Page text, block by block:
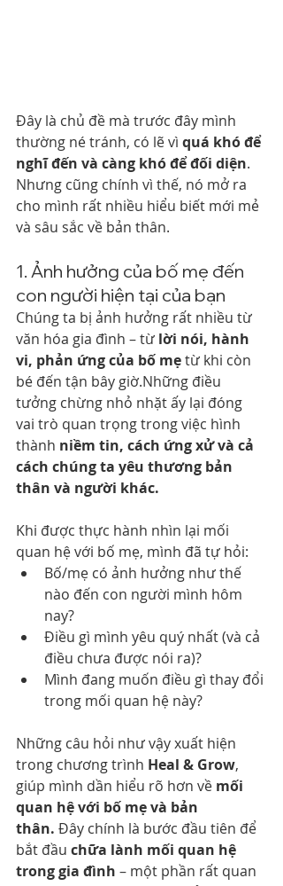
Đây là chủ đề mà trước đây mình
thường né tránh, có lẽ vì quá khó để
nghĩ đến và càng khó để đối diện.
Nhưng cũng chính vì thế, nó mở ra
cho mình rất nhiều hiểu biết mới mẻ
và sâu sắc về bản thân.
1. Ảnh hưởng của bố mẹ đến
con người hiện tại của bạn
Chúng ta bị ảnh hưởng rất nhiều từ
văn hóa gia đình – từ lời nói, hành
vi, phản ứng của bố mẹ từ khi còn
bé đến tận bây giờ.Những điều
tưởng chừng nhỏ nhặt ấy lại đóng
vai trò quan trọng trong việc hình
thành niềm tin, cách ứng xử và cả
cách chúng ta yêu thương bản
thân và người khác.
Khi được thực hành nhìn lại mối
quan hệ với bố mẹ, mình đã tự hỏi:
Bố/mẹ có ảnh hưởng như thế
nào đến con người mình hôm
nay?
Điều gì mình yêu quý nhất (và cả
điều chưa được nói ra)?
Mình đang muốn điều gì thay đổi
trong mối quan hệ này?
Những câu hỏi như vậy xuất hiện
trong chương trình Heal & Grow,
giúp mình dần hiểu rõ hơn về mối
quan hệ với bố mẹ và bản
thân. Đây chính là bước đầu tiên để
bắt đầu chữa lành mối quan hệ
trong gia đình – một phần rất quan